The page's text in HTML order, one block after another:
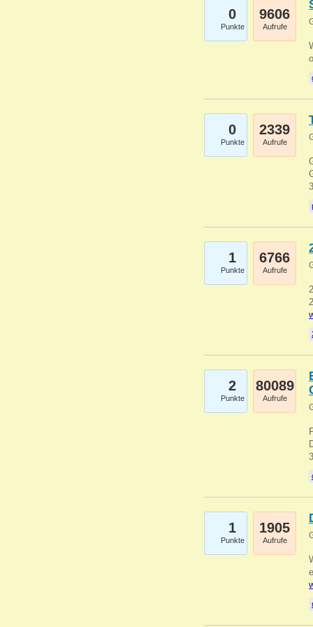
0
Punkte
9606
Aufrufe
0
Punkte
2339
Aufrufe
1
Punkte
6766
Aufrufe
2
Punkte
80089
Aufrufe
1
Punkte
1905
Aufrufe